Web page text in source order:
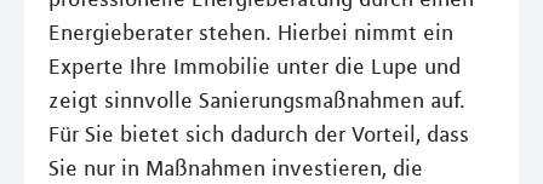
Energieberater stehen. Hierbei nimmt ein
Experte Ihre Immobilie unter die Lupe und
zeigt sinnvolle Sanierungsmaßnahmen auf.
Für Sie bietet sich dadurch der Vorteil, dass
Sie nur in Maßnahmen investieren, die